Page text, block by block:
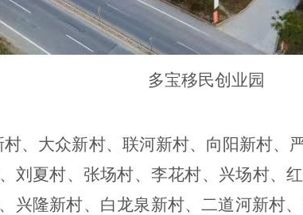
多宝移民创业园
、大众新村、联河新村、向阳新村、
刘夏村、张场村、李花村、兴场村、
兴隆新村、白龙泉新村、二道河新村